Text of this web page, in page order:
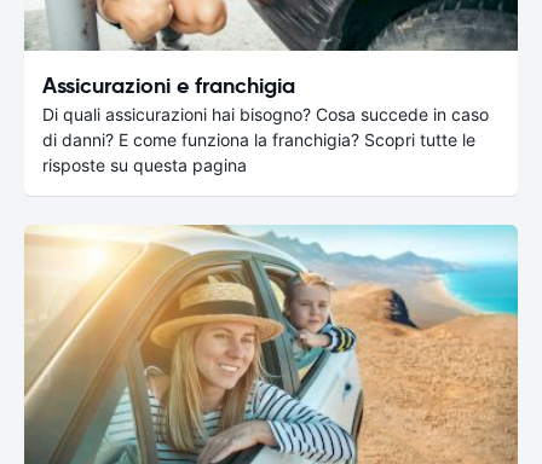
Assicurazioni e franchigia
Di quali assicurazioni hai bisogno? Cosa succede in caso
di danni? E come funziona la franchigia? Scopri tutte le
risposte su questa pagina